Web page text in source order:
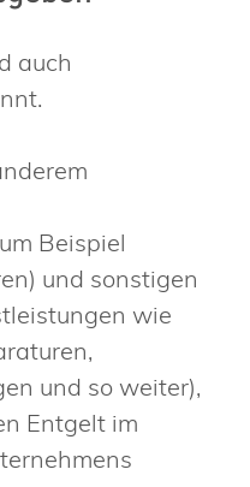
auch
Beispiel
und sonstigen
wie
und so weiter),
Entgelt im